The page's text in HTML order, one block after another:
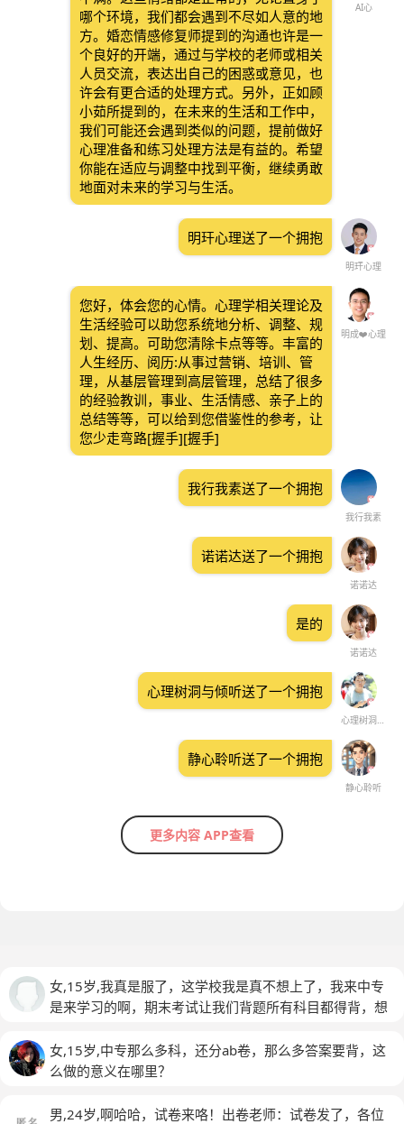
AI心
哪个环境，我们都会遇到不尽如人意的地
方。婚恋情感修复师提到的沟通也许是一
个良好的开端，通过与学校的老师或相关
人员交流，表达出自己的困惑或意见，也
许会有更合适的处理方式。另外，正如顾
小茹所提到的，在未来的生活和工作中，
我们可能还会遇到类似的问题，提前做好
心理准备和练习处理方法是有益的。希望
你能在适应与调整中找到平衡，继续勇敢
地面对未来的学习与生活。
明玕心理
明玕心理送了一个拥抱
明成❤️心理
您好，体会您的心情。心理学相关理论及
生活经验可以助您系统地分析、调整、规
划、提高。可助您清除卡点等等。丰富的
人生经历、阅历:从事过营销、培训、管
理，从基层管理到高层管理，总结了很多
的经验教训，事业、生活情感、亲子上的
总结等等，可以给到您借鉴性的参考，让
您少走弯路[握手][握手]
我行我素
我行我素送了一个拥抱
诺诺达
诺诺达送了一个拥抱
诺诺达
是的
心理树洞与倾听
心理树洞与倾听送了一个拥抱
静心聆听
静心聆听送了一个拥抱
更多内容 APP查看
女,15岁,我真是服了，这学校我是真不想上了，我来中专
是来学习的啊，期末考试让我们背题所有科目都得背，想
题量不会太大呢，结果要背的题量那么大，想咋地？
女,15岁,中专那么多科，还分ab卷，那么多答案要背，这
么做的意义在哪里？
男,24岁,啊哈哈，试卷来咯！出卷老师：试卷发了，各位